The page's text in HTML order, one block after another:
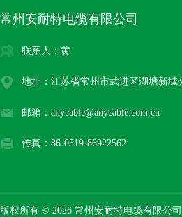
常州安耐特电缆有限公司
联系人：黄
地址：江苏省常州市武进区湖塘新城
邮箱：anycable@anycable.com.cn
传真：86-0519-86922562
版权所有 © 2026 常州安耐特电缆有限公